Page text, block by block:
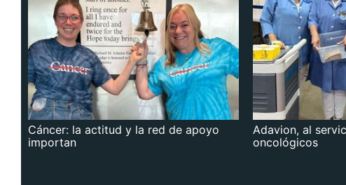
Cáncer: la actitud y la red de apoyo
importan
Adavion, al
oncológicos